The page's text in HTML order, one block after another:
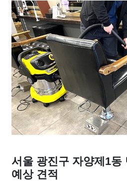
서울 광진구 자양제1동
예상 견적